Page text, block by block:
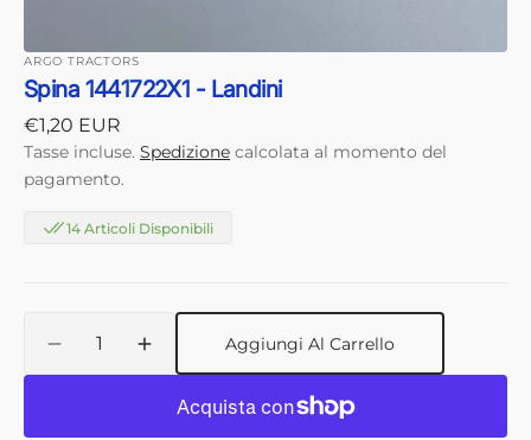
ARGO TRACTORS
Spina 1441722X1 - Landini
Prezzo
di
listino
€1,20 EUR
Tasse incluse. Spedizione calcolata al momento del
pagamento.
14 Articoli Disponibili
Diminuisci
quantità
Aumenta
quantità
Aggiungi Al Carrello